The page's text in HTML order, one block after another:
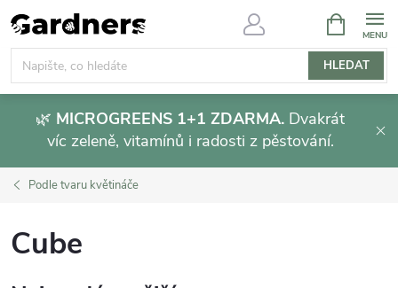
Přejít
na
obsah
HLEDAT
NÁKUPNÍ
KOŠÍK
🌿 MICROGREENS 1+1 ZDARMA. Dvakrát
víc zeleně, vitamínů i radosti z pěstování.
Podle tvaru květináče
Cube